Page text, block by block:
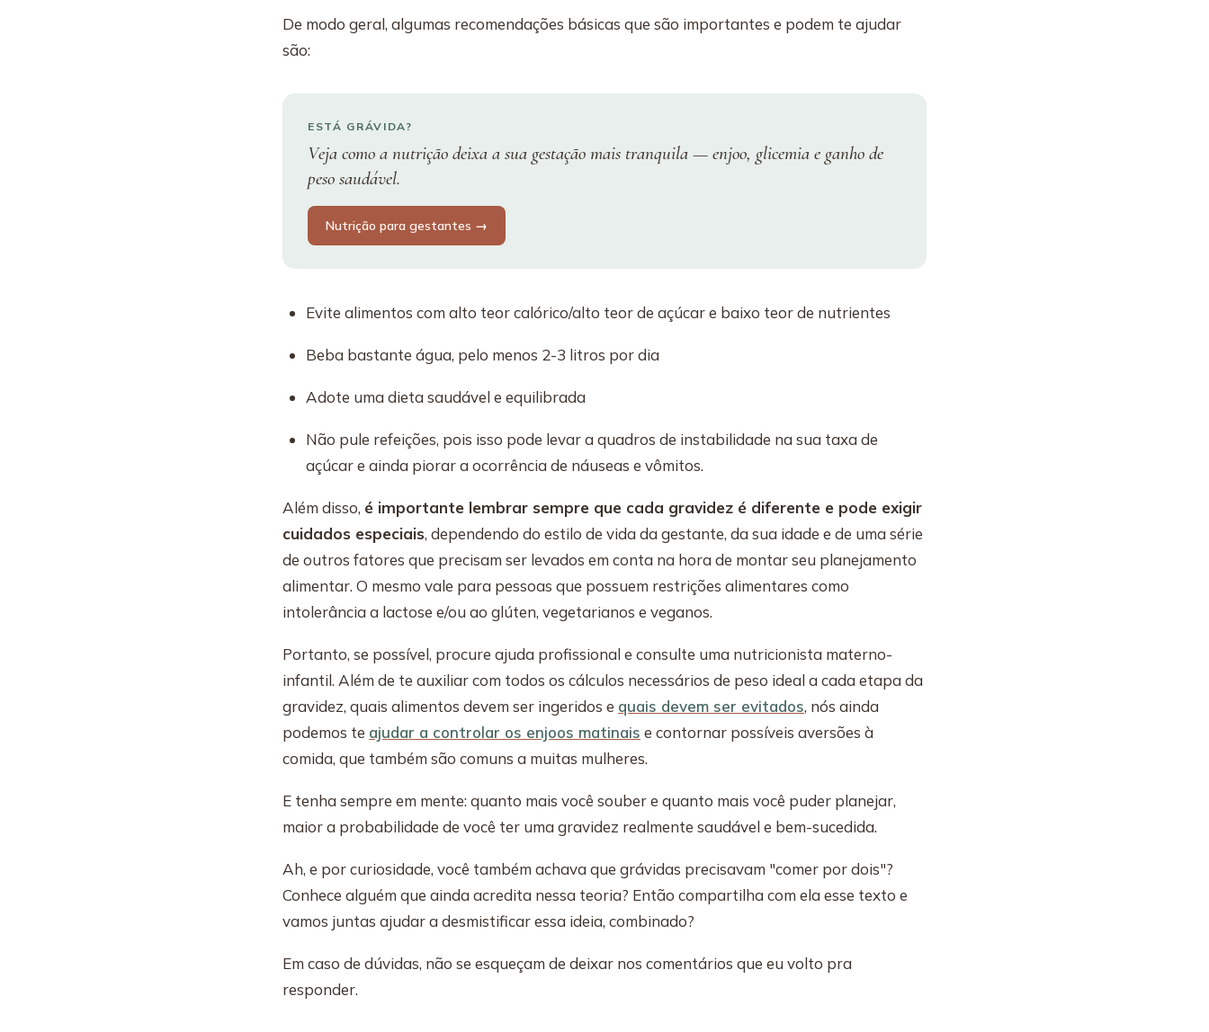
De modo geral, algumas recomendações básicas que são importantes e podem te ajudar
são:
ESTÁ GRÁVIDA?
Veja como a nutrição deixa a sua gestação mais tranquila — enjoo, glicemia e ganho de
peso saudável.
Nutrição para gestantes →
Evite alimentos com alto teor calórico/alto teor de açúcar e baixo teor de nutrientes
Beba bastante água, pelo menos 2-3 litros por dia
Adote uma dieta saudável e equilibrada
Não pule refeições, pois isso pode levar a quadros de instabilidade na sua taxa de
açúcar e ainda piorar a ocorrência de náuseas e vômitos.
Além disso, é importante lembrar sempre que cada gravidez é diferente e pode exigir
cuidados especiais, dependendo do estilo de vida da gestante, da sua idade e de uma série
de outros fatores que precisam ser levados em conta na hora de montar seu planejamento
alimentar. O mesmo vale para pessoas que possuem restrições alimentares como
intolerância a lactose e/ou ao glúten, vegetarianos e veganos.
Portanto, se possível, procure ajuda profissional e consulte uma nutricionista materno-
infantil. Além de te auxiliar com todos os cálculos necessários de peso ideal a cada etapa da
gravidez, quais alimentos devem ser ingeridos e quais devem ser evitados, nós ainda
podemos te ajudar a controlar os enjoos matinais e contornar possíveis aversões à
comida, que também são comuns a muitas mulheres.
E tenha sempre em mente: quanto mais você souber e quanto mais você puder planejar,
maior a probabilidade de você ter uma gravidez realmente saudável e bem-sucedida.
Ah, e por curiosidade, você também achava que grávidas precisavam "comer por dois"?
Conhece alguém que ainda acredita nessa teoria? Então compartilha com ela esse texto e
vamos juntas ajudar a desmistificar essa ideia, combinado?
Em caso de dúvidas, não se esqueçam de deixar nos comentários que eu volto pra
responder.